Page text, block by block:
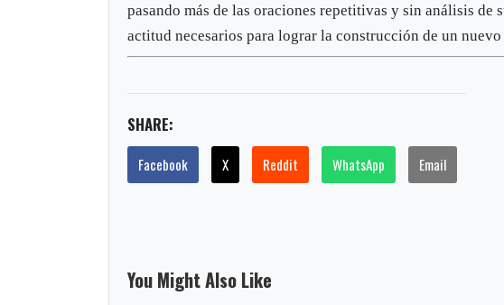
pasando más de las oraciones repetitivas y sin análisis de
actitud necesarios para lograr la construcción de un nuevo
SHARE:
Facebook X Reddit WhatsApp Email
You Might Also Like